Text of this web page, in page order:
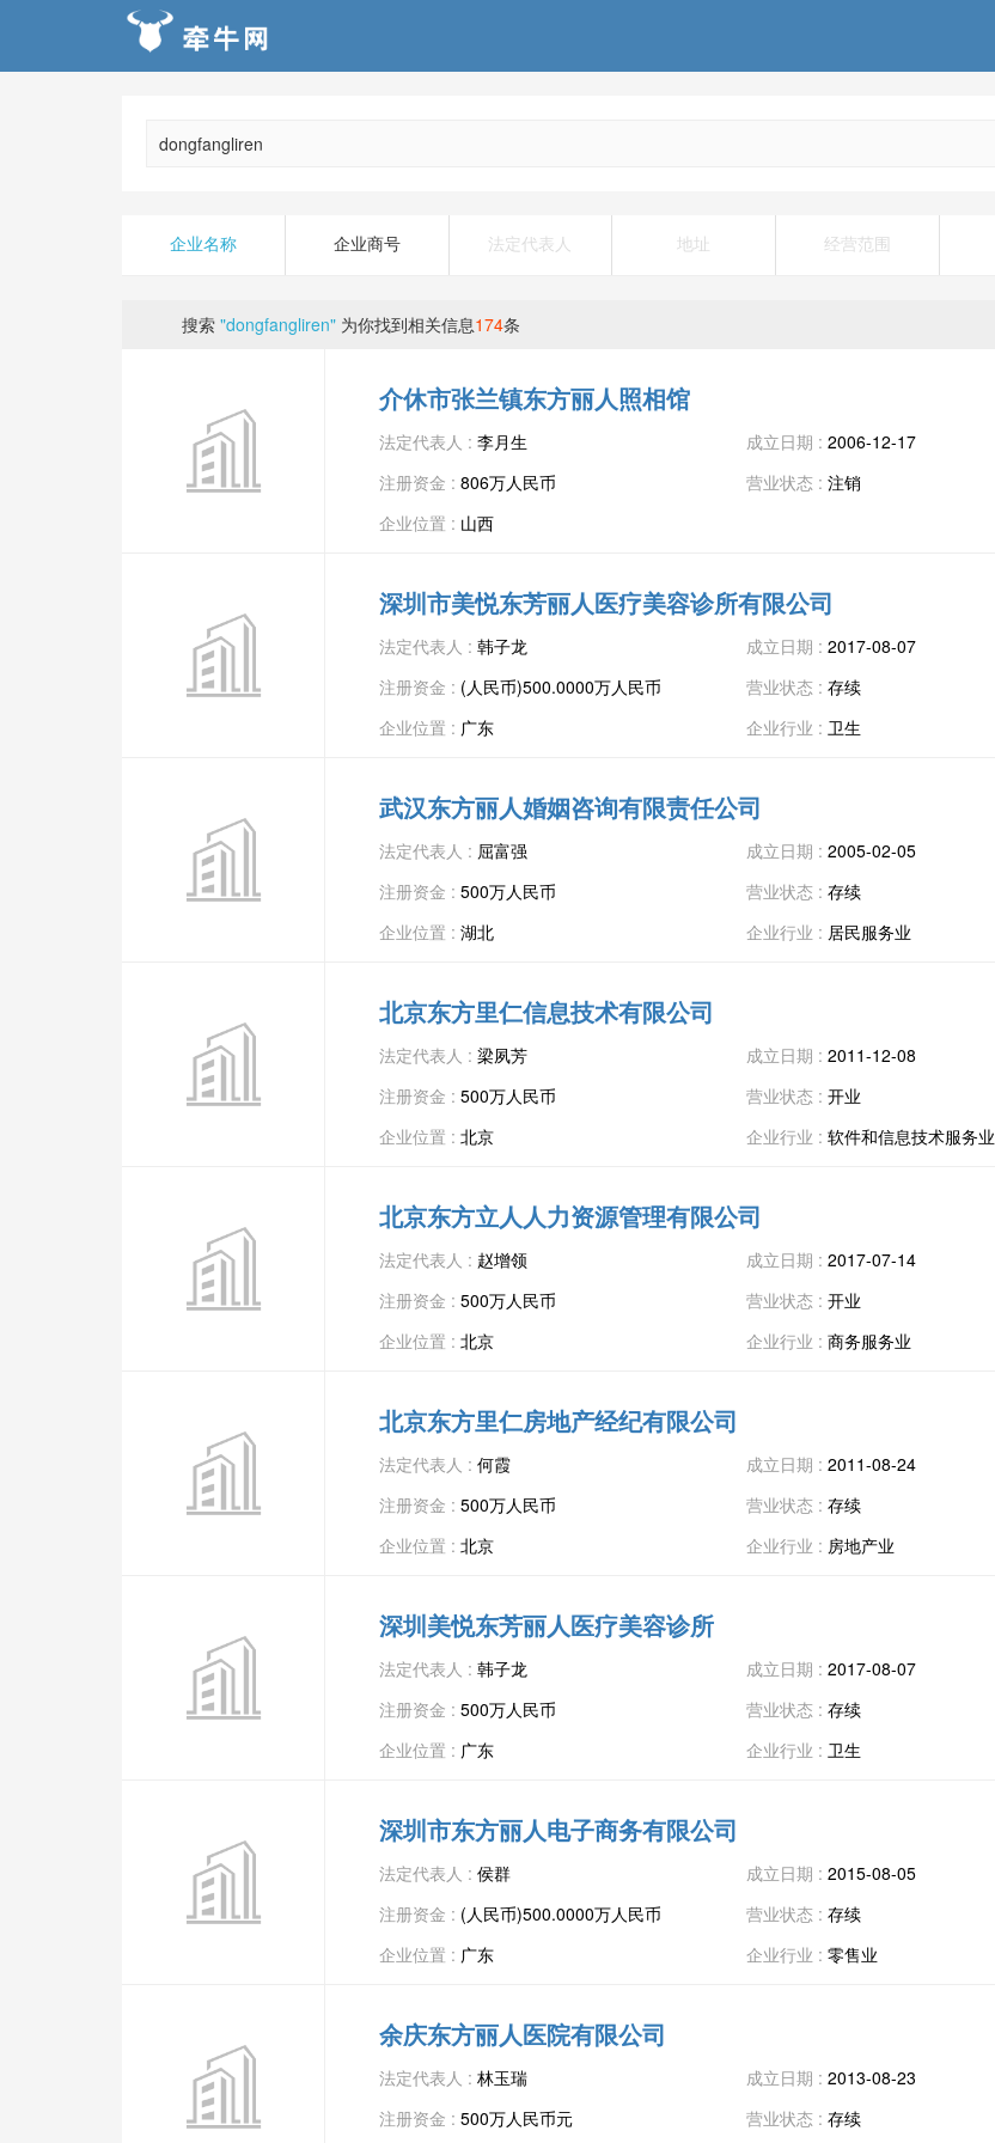
企业名称 企业商号 法定代表人 地址 经营范围
搜索 "dongfangliren" 为你找到相关信息174条
介休市张兰镇东方丽人照相馆
法定代表人 : 李月生 成立日期 : 2006-12-17
注册资金 : 806万人民币 营业状态 : 注销
企业位置 : 山西
深圳市美悦东芳丽人医疗美容诊所有限公司
法定代表人 : 韩子龙 成立日期 : 2017-08-07
注册资金 : (人民币)500.0000万人民币 营业状态 : 存续
企业位置 : 广东 企业行业 : 卫生
武汉东方丽人婚姻咨询有限责任公司
法定代表人 : 屈富强 成立日期 : 2005-02-05
注册资金 : 500万人民币 营业状态 : 存续
企业位置 : 湖北 企业行业 : 居民服务业
北京东方里仁信息技术有限公司
法定代表人 : 梁夙芳 成立日期 : 2011-12-08
注册资金 : 500万人民币 营业状态 : 开业
企业位置 : 北京 企业行业 : 软件和信息技术服务业
北京东方立人人力资源管理有限公司
法定代表人 : 赵增领 成立日期 : 2017-07-14
注册资金 : 500万人民币 营业状态 : 开业
企业位置 : 北京 企业行业 : 商务服务业
北京东方里仁房地产经纪有限公司
法定代表人 : 何霞 成立日期 : 2011-08-24
注册资金 : 500万人民币 营业状态 : 存续
企业位置 : 北京 企业行业 : 房地产业
深圳美悦东芳丽人医疗美容诊所
法定代表人 : 韩子龙 成立日期 : 2017-08-07
注册资金 : 500万人民币 营业状态 : 存续
企业位置 : 广东 企业行业 : 卫生
深圳市东方丽人电子商务有限公司
法定代表人 : 侯群 成立日期 : 2015-08-05
注册资金 : (人民币)500.0000万人民币 营业状态 : 存续
企业位置 : 广东 企业行业 : 零售业
余庆东方丽人医院有限公司
法定代表人 : 林玉瑞 成立日期 : 2013-08-23
注册资金 : 500万人民币元 营业状态 : 存续